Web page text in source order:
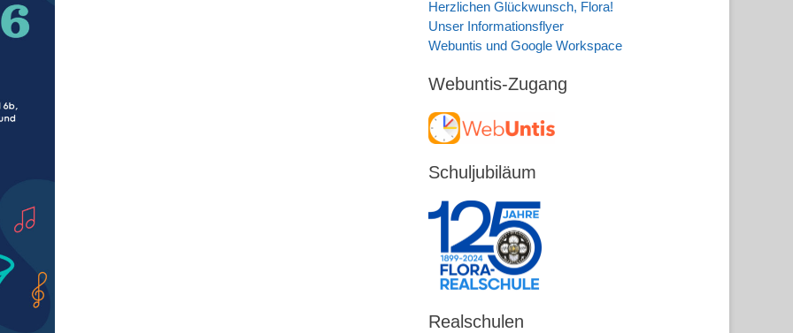
Herzlichen Glückwunsch, Flora!
Unser Informationsflyer
Webuntis und Google Workspace
Webuntis-Zugang
Schuljubiläum
Realschulen